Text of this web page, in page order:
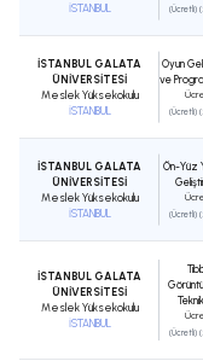
İSTANBUL
(Ücretli)
İSTANBUL GALATA
ÜNİVERSİTESİ
Meslek Yüksekokulu
İSTANBUL
Oyun
ve
(Ücretli)
İSTANBUL GALATA
ÜNİVERSİTESİ
Meslek Yüksekokulu
İSTANBUL
Ön-Yüz
(Ücretli)
İSTANBUL GALATA
ÜNİVERSİTESİ
Meslek Yüksekokulu
İSTANBUL
(Ücretli)